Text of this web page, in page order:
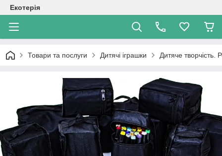
Екотерія
Товари та послуги Дитячі іграшки Дитяче творчість.